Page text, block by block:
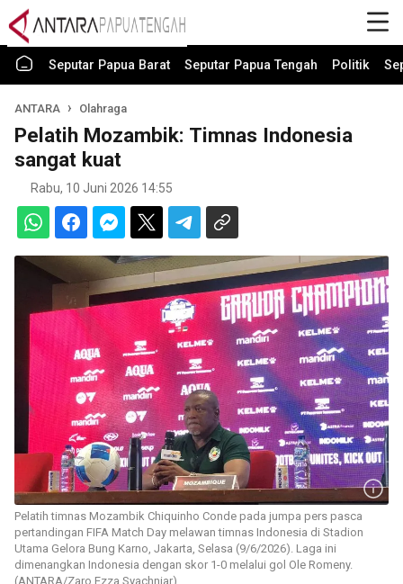
Seputar Papua Barat Seputar Papua Tengah Politik
ANTARA Olahraga
Pelatih Mozambik: Timnas Indonesia
sangat kuat
Rabu, 10 Juni 2026 14:55
Pelatih timnas Mozambik Chiquinho Conde pada jumpa pers pasca
pertandingan FIFA Match Day melawan timnas Indonesia di Stadion
Utama Gelora Bung Karno, Jakarta, Selasa (9/6/2026). Laga ini
dimenangkan Indonesia dengan skor 1-0 melalui gol Ole Romeny.
(ANTARA/Zaro Ezza Syachniar)